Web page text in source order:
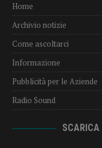
Home
Archivio notizie
Come ascoltarci
Informazione
Pubblicità per le Aziende
Radio Sound
SCARICA